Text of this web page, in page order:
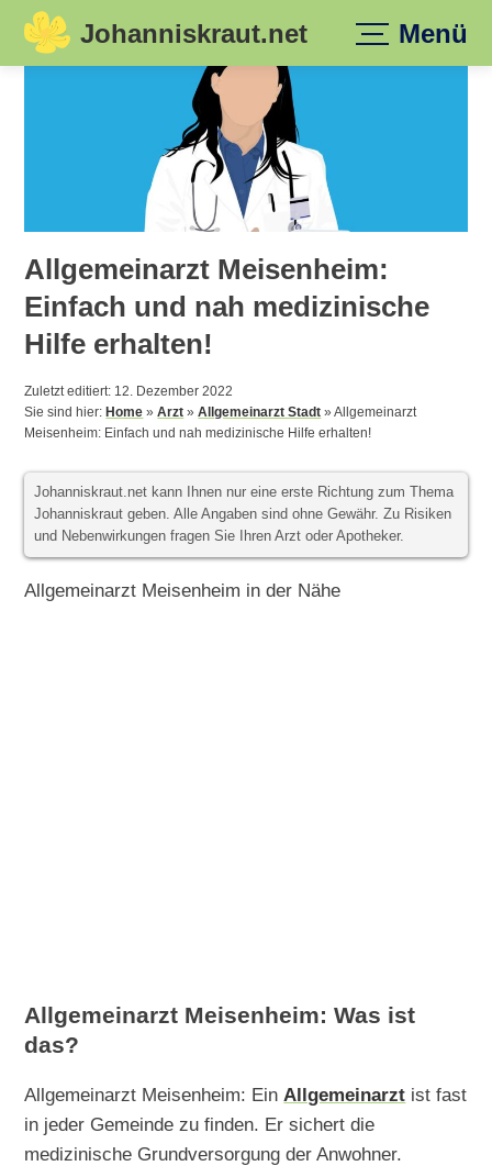
Skip
Johanniskraut.net Menü
Allgemeinarzt Meisenheim:
Einfach und nah medizinische
Hilfe erhalten!
Zuletzt editiert: 12. Dezember 2022
Sie sind hier:Home »Arzt »Allgemeinarzt Stadt »Allgemeinarzt
Meisenheim: Einfach und nah medizinische Hilfe erhalten!
Johanniskraut.net kann Ihnen nur eine erste Richtung zum Thema
Johanniskraut geben. Alle Angaben sind ohne Gewähr. Zu Risiken
und Nebenwirkungen fragen Sie Ihren Arzt oder Apotheker.
Allgemeinarzt Meisenheim in der Nähe
Allgemeinarzt Meisenheim: Was ist
das?
Allgemeinarzt Meisenheim: Ein Allgemeinarzt ist fast
in jeder Gemeinde zu finden. Er sichert die
medizinische Grundversorgung der Anwohner.